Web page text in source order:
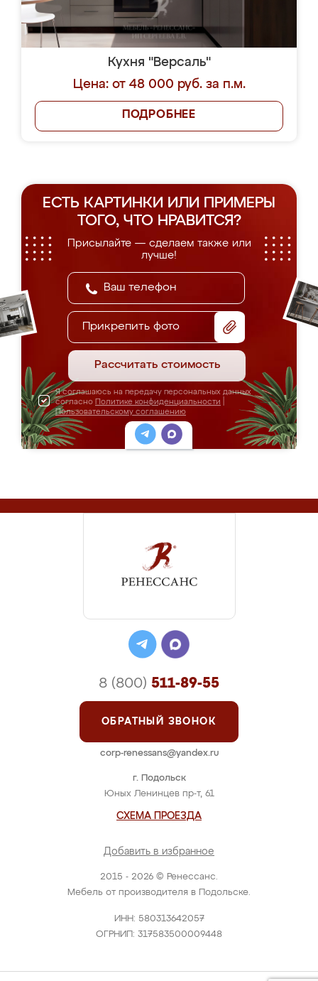
Кухня "Версаль"
Цена: от 48 000 руб. за п.м.
ПОДРОБНЕЕ
ЕСТЬ КАРТИНКИ ИЛИ ПРИМЕРЫ
ТОГО, ЧТО НРАВИТСЯ?
Присылайте — сделаем также или
лучше!
Прикрепить фото
Рассчитать стоимость
Я соглашаюсь на передачу персональных данных
согласно Политике конфиденциальности
Пользовательскому соглашению
2015 - 2026 © Ренессанс.
Мебель от производителя в Подольске.
ИНН: 580313642057
ОГРНИП: 317583500009448
г. Подольск
Юных Ленинцев пр-т, 61
СХЕМА ПРОЕЗДА
Добавить в избранное
8 (800) 511-89-55
ОБРАТНЫЙ ЗВОНОК
corp-renessans@yandex.ru